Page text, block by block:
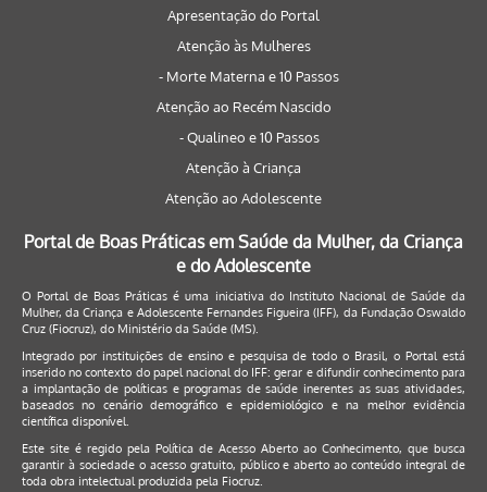
Apresentação do Portal
Atenção às Mulheres
- Morte Materna e 10 Passos
Atenção ao Recém Nascido
- Qualineo e 10 Passos
Atenção à Criança
Atenção ao Adolescente
Portal de Boas Práticas em Saúde da Mulher, da Criança
e do Adolescente
O Portal de Boas Práticas é uma iniciativa do Instituto Nacional de Saúde da
Mulher, da Criança e Adolescente Fernandes Figueira (IFF), da Fundação Oswaldo
Cruz (Fiocruz), do Ministério da Saúde (MS).
Integrado por instituições de ensino e pesquisa de todo o Brasil, o Portal está
inserido no contexto do papel nacional do IFF: gerar e difundir conhecimento para
a implantação de políticas e programas de saúde inerentes as suas atividades,
baseados no cenário demográfico e epidemiológico e na melhor evidência
científica disponível.
Este site é regido pela Política de Acesso Aberto ao Conhecimento, que busca
garantir à sociedade o acesso gratuito, público e aberto ao conteúdo integral de
toda obra intelectual produzida pela Fiocruz.